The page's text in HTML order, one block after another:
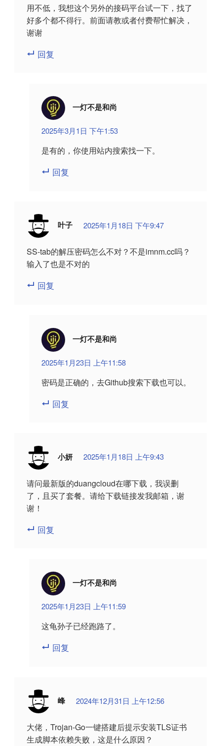
用不低，我想这个另外的接码平台试一下，找了
好多个都不得行。前面请教或者付费帮忙解决，
谢谢
回复
一灯不是和尚
2025年3月1日 下午1:53
是有的，你使用站内搜索找一下。
回复
叶子 2025年1月18日 下午9:47
SS-tab的解压密码怎么不对？不是imnm.cc吗？
输入了也是不对的
回复
一灯不是和尚
2025年1月23日 上午11:58
密码是正确的，去Github搜索下载也可以。
回复
小妍 2025年1月18日 上午9:43
请问最新版的duangcloud在哪下载，我误删
了，且买了套餐。请给下载链接发我邮箱，谢
谢！
回复
一灯不是和尚
2025年1月23日 上午11:59
这龟孙子已经跑路了。
回复
峰 2024年12月31日 上午12:56
大佬，Trojan-Go一键搭建后提示安装TLS证书
生成脚本依赖失败，这是什么原因？